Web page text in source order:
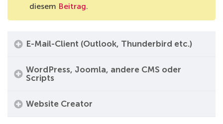
diesem Beitrag.
E-Mail-Client (Outlook, Thunderbird etc.)
WordPress, Joomla, andere CMS oder
Scripts
Website Creator